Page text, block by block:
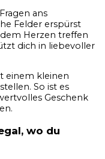
ans
Felder erspürst
Herzen treffen
dich in liebevoller
einem kleinen
So ist es
Geschenk
wo du